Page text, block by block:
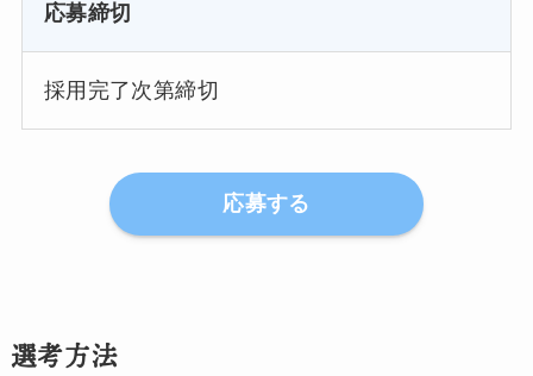
応募締切
採用完了次第締切
応募する
選考方法